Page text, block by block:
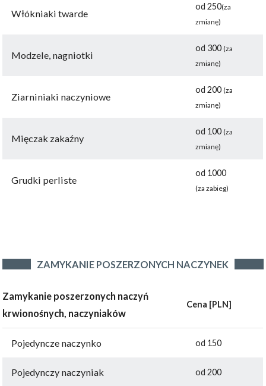
Włókniaki twarde
od 250(za
zmianę)
Modzele, nagniotki
od 300(za
zmianę)
Ziarniniaki naczyniowe
od 200(za
zmianę)
Mięczak zakaźny
od 100(za
zmianę)
Grudki perliste
od 1000
(za zabieg)
ZAMYKANIE POSZERZONYCH NACZYNEK
Zamykanie poszerzonych naczyń
krwionośnych, naczyniaków
Cena [PLN]
Pojedyncze naczynko od 150
Pojedynczy naczyniak od 200